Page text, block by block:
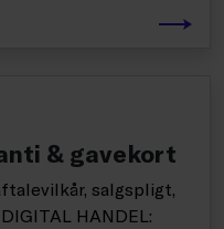
& gavekort
salgspligt,
HANDEL: